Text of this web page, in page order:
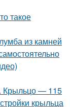
такое
из камней
Крыльцо — 115
крыльца